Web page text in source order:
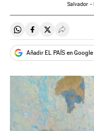
Salvador -
Compartir en Whatsapp
Compartir en
Compartir en
Añadir EL PAÍS en Google